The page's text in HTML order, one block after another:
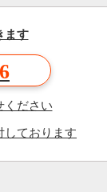
ます
ください
しております